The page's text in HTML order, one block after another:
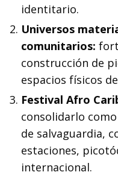
identitario.
Universos
comunitarios:
construcción de
espacios físicos
Festival Afro
consolidarlo
de salvaguardia,
estaciones,
internacional.